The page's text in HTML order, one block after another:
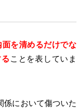
面を清めるだけでな
ことを表していま
係において傷ついた